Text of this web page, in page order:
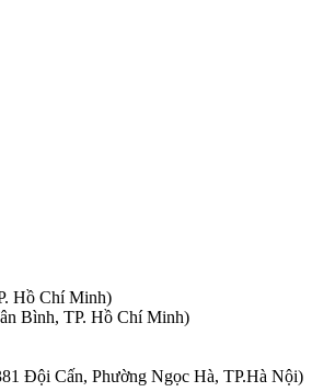
Hồ Chí Minh)
Bình, TP. Hồ Chí Minh)
Đội Cấn, Phường Ngọc Hà, TP.Hà Nội)